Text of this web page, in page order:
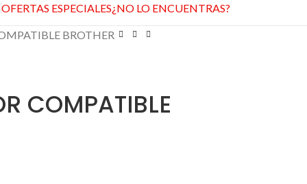
OFERTAS ESPECIALES¿NO LO ENCUENTRAS?
BROTHER
COMPATIBLE